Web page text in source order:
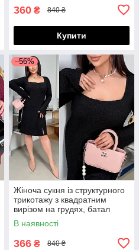
360 ₴ 840 ₴
Купити
–56%
Жіноча сукня із структурного
трикотажу з квадратним
вирізом на грудях, батал
великі розміри
В наявності
366 ₴ 840 ₴